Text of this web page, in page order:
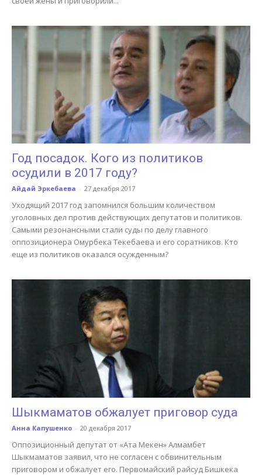
Год посадок. Кого из политиков
осудили в 2017 году?
Айдай Эркебаева - 27 декабря 2017
Уходящий 2017 год запомнился большим количеством
уголовных дел против действующих депутатов и политиков.
Самыми резонансными стали суды по делу главного
оппозиционера Омурбека Текебаева и его соратников. Кто
еще из политиков оказался осужденным?
Шыкмаматов обжалует приговор суда
Анна Капушенко - 20 декабря 2017
Оппозиционный депутат от «Ата Мекен» Алмамбет
Шыкмаматов заявил, что не согласен с обвинительным
приговором и обжалует его. Первомайский райсуд Бишкека